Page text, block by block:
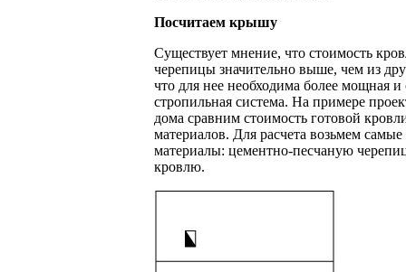
Посчитаем крышу
Существует мнение, что стоимость
черепицы значительно выше, чем из
что для нее необходима более мощная и
стропильная система. На примере
дома сравним стоимость готовой
материалов. Для расчета возьмем
материалы: цементно-песчаную
кровлю.